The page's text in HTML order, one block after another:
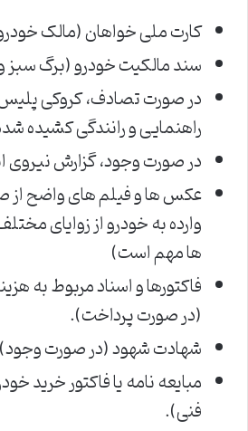
کارت ملی خواهان (مالک
سند مالکیت خودرو (برگ سبز
در صورت تصادف، کروکی
راهنمایی و رانندگی کشیده
در صورت وجود، گزارش نیروی
عکس ها و فیلم های واضح از
وارده به خودرو از زوایای
ها مهم است)
فاکتورها و اسناد مربوط به
(در صورت پرداخت).
شهادت شهود (در صورت
مبایعه نامه یا فاکتور خرید
فنی).